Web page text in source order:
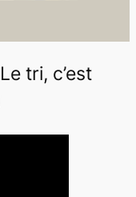
Le tri, c’est